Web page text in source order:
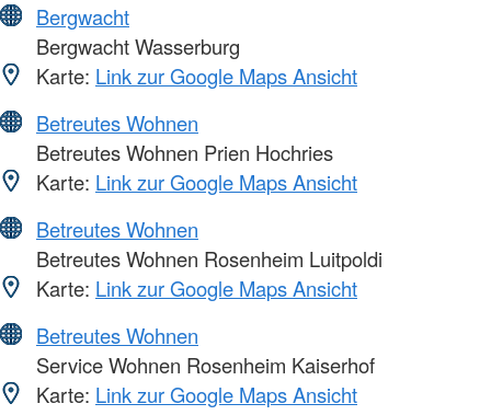
Bergwacht
Bergwacht Wasserburg
Karte: Link zur Google Maps Ansicht
Betreutes Wohnen
Betreutes Wohnen Prien Hochries
Karte: Link zur Google Maps Ansicht
Betreutes Wohnen
Betreutes Wohnen Rosenheim Luitpoldi
Karte: Link zur Google Maps Ansicht
Betreutes Wohnen
Service Wohnen Rosenheim Kaiserhof
Karte: Link zur Google Maps Ansicht